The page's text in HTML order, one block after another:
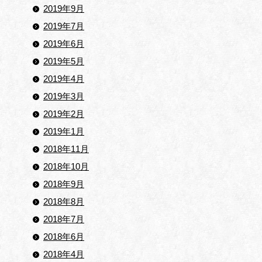
2019年9月
2019年7月
2019年6月
2019年5月
2019年4月
2019年3月
2019年2月
2019年1月
2018年11月
2018年10月
2018年9月
2018年8月
2018年7月
2018年6月
2018年4月